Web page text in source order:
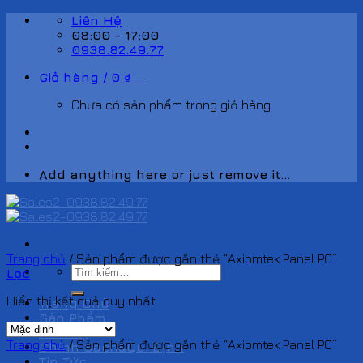
Skip
Liên Hệ
08:00 - 17:00
0938.82.49.77
Giỏ hàng / 0 ₫
Chưa có sản phẩm trong giỏ hàng.
Add anything here or just remove it...
Tìm
kiếm:
Trang Chủ
Sản Phẩm
Liên hệ
Chính Sách&Qui Định
Trang chủ / Sản phẩm được gắn thẻ “Axiomtek Panel PC”
Lọc
Hiển thị kết quả duy nhất
Trang chủ /Sản phẩm được gắn thẻ “Axiomtek Panel PC”